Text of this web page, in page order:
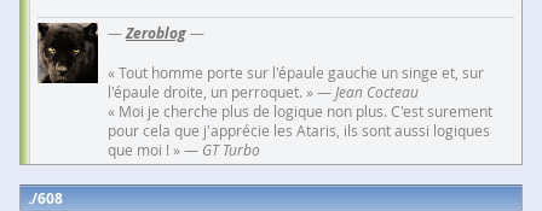
—Zeroblog—
« Tout homme porte sur l'épaule gauche un singe et, sur
l'épaule droite, un perroquet. » —Jean Cocteau
« Moi je cherche plus de logique non plus. C'est surement
pour cela que j'apprécie les Ataris, ils sont aussi logiques
que moi ! » — GT Turbo
608